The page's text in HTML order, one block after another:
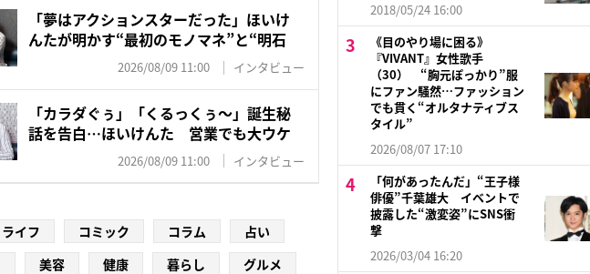
「夢はアクションスターだった」ほいけ
んたが明かす“最初のモノマネ”と“明石
2026/08/09 11:00 インタビュー
「カラダぐぅ」「くるっくぅ〜」誕生秘
話を告白…ほいけんた 営業でも大ウケ
2026/08/09 11:00 インタビュー
ライフ コミック コラム
占い
美容 健康 暮らし グルメ
2018/05/24 16:00
《目のやり場に困る》
『VIVANT』女性歌手
（30） “胸元ぽっかり”服
にファン騒然…ファッション
でも貫く“オルタナティブス
タイル”
2026/08/07 17:10
「何があったんだ」“王子様
俳優”千葉雄大 イベントで
披露した“激変姿”にSNS衝
撃
2026/03/04 16:20